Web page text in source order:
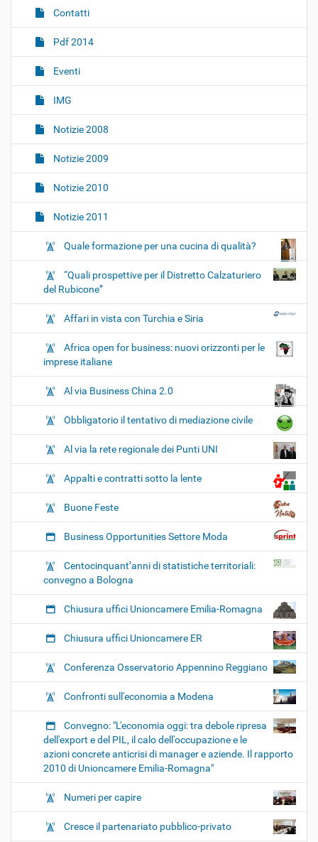
i
n
Contatti
Pdf 2014
Eventi
IMG
Notizie 2008
Notizie 2009
Notizie 2010
Notizie 2011
Quale formazione per una cucina di qualità?
“Quali prospettive per il Distretto Calzaturiero
del Rubicone”
Affari in vista con Turchia e Siria
Africa open for business: nuovi orizzonti per le
imprese italiane
Al via Business China 2.0
Obbligatorio il tentativo di mediazione civile
Al via la rete regionale dei Punti UNI
Appalti e contratti sotto la lente
Buone Feste
Business Opportunities Settore Moda
Centocinquant’anni di statistiche territoriali:
convegno a Bologna
Chiusura uffici Unioncamere Emilia-Romagna
Chiusura uffici Unioncamere ER
Conferenza Osservatorio Appennino Reggiano
Confronti sull'economia a Modena
Convegno: "L'economia oggi: tra debole ripresa
dell'export e del PIL, il calo dell'occupazione e le
azioni concrete anticrisi di manager e aziende. Il rapporto
2010 di Unioncamere Emilia-Romagna"
Numeri per capire
Cresce il partenariato pubblico-privato